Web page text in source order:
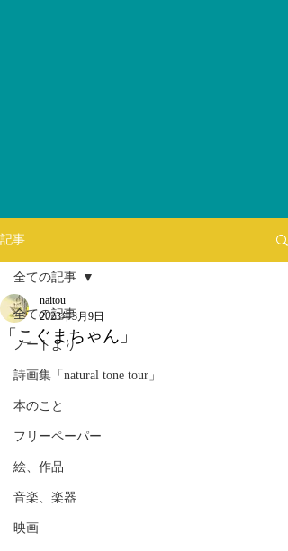
記事
全ての記事
ノートより
詩画集「natural tone tour」
本のこと
フリーペーパー
絵、作品
音楽、楽器
映画
全ての記事
「こぐまちゃん」
naitou
2023年3月9日